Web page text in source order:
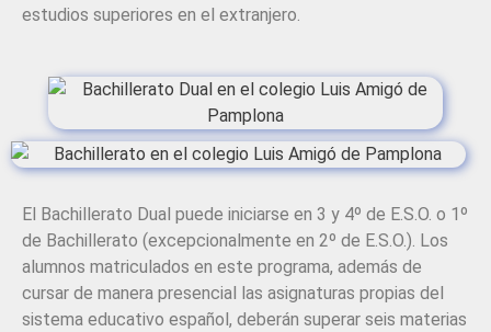
estudios superiores en el extranjero.
El Bachillerato Dual puede iniciarse en 3 y 4º de E.S.O. o 1º
de Bachillerato (excepcionalmente en 2º de E.S.O.). Los
alumnos matriculados en este programa, además de
cursar de manera presencial las asignaturas propias del
sistema educativo español, deberán superar seis materias